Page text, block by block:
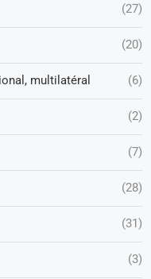
(27)
(20)
multilatéral (6)
(2)
(7)
(28)
(31)
(3)